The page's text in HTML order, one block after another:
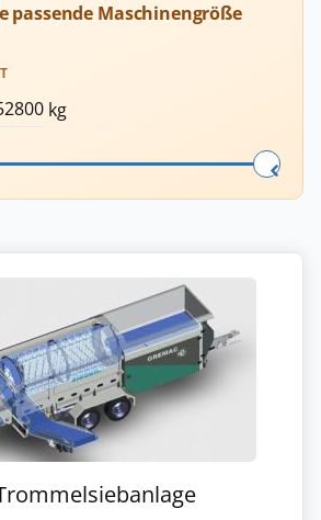
passende Maschinengröße
kg